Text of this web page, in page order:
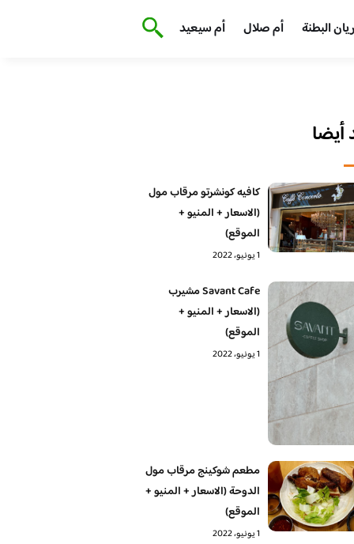
البطنة أم صلال أم سيعيد
كافيه كونشرتو مرقاب مول
(الاسعار + المنيو +
الموقع)
1 يونيو، 2022
Savant Cafe مشيرب
(الاسعار + المنيو +
الموقع)
1 يونيو، 2022
مطعم شوكينج مرقاب مول
الدوحة (الاسعار + المنيو +
الموقع)
1 يونيو، 2022